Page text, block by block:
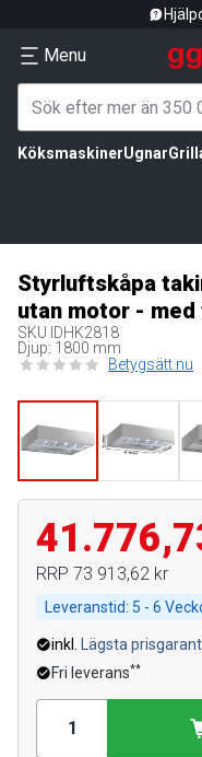
Menu
KöksmaskinerUgnar
Styrluftskåpa
utan motor -
SKU IDHK2818
Djup: 1800 mm
Betygsätt nu
RRP 73 913,62 kr
Leveranstid: 5 - 6
inkl.
Lägsta
Fri leverans**